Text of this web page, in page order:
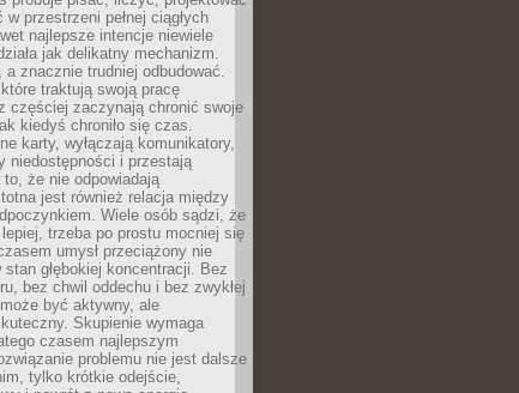
w przestrzeni pełnej ciągłych
najlepsze intencje niewiele
jak delikatny mechanizm.
a znacznie trudniej odbudować.
traktują swoją pracę
częściej zaczynają chronić swoje
kiedyś chroniło się czas.
karty, wyłączają komunikatory,
niedostępności i przestają
że nie odpowiadają
jest również relacja między
Wiele osób sądzi, że
trzeba po prostu mocniej się
umysł przeciążony nie
stan głębokiej koncentracji. Bez
bez chwil oddechu i bez zwykłej
być aktywny, ale
Skupienie wymaga
czasem najlepszym
problemu nie jest dalsze
tylko krótkie odejście,